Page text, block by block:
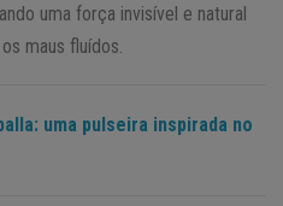
uma força invisível e natural
maus fluídos.
uma pulseira inspirada no